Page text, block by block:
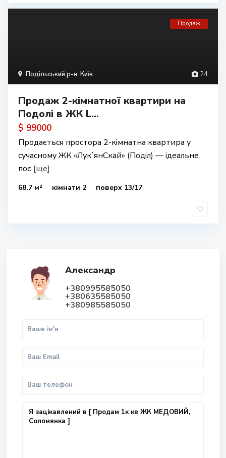
24
Подільський р-н, Київ
Продаж
Продаж 2-кімнатної квартири на
Подолі в ЖК L...
$ 99000
Продається простора 2-кімнатна квартира у
сучасному ЖК «ЛукʼянСкай» (Поділ) — ідеальне
поє [ще]
68.7 м² кімнати 2 поверх 13/17
Александр
+380995585050
+380635585050
+380985585050